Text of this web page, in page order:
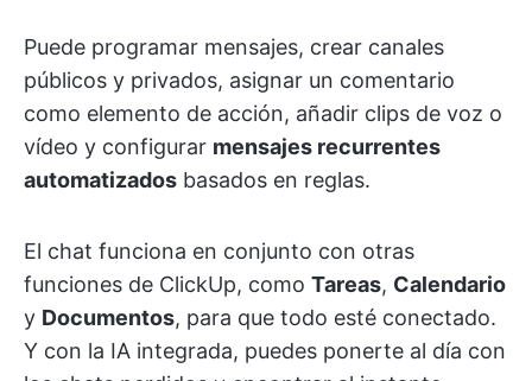
Puede programar mensajes, crear canales
públicos y privados, asignar un comentario
como elemento de acción, añadir clips de voz o
vídeo y configurar mensajes recurrentes
automatizados basados en reglas.
El chat funciona en conjunto con otras
funciones de ClickUp, como Tareas, Calendario
y Documentos, para que todo esté conectado.
Y con la IA integrada, puedes ponerte al día con